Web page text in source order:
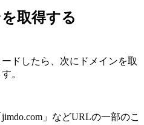
取得する
ドしたら、次にドメインを取
。
」などURLの一部のこ